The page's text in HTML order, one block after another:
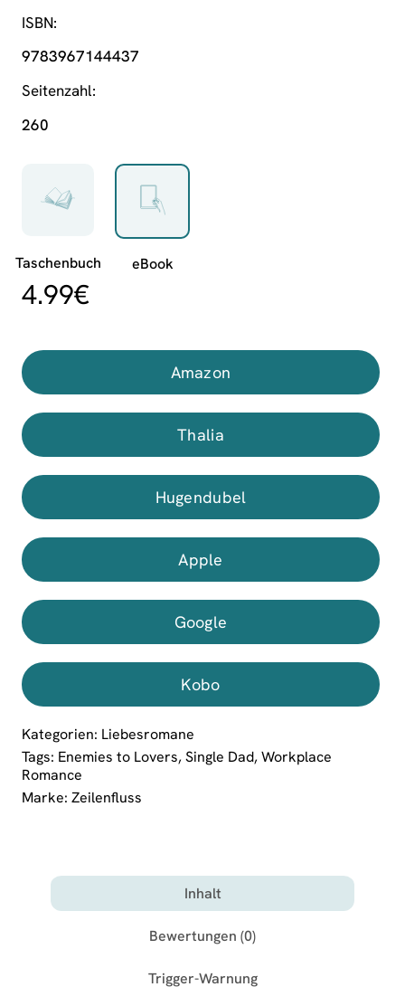
ISBN
9783967144437
Seitenzahl
260
4.99€
Amazon
Thalia
Hugendubel
Apple
Google
Kobo
Kategorien: Liebesromane
Tags: Enemies to Lovers, Single Dad, Workplace
Romance
Marke: Zeilenfluss
Inhalt
Bewertungen (0)
Trigger-Warnung